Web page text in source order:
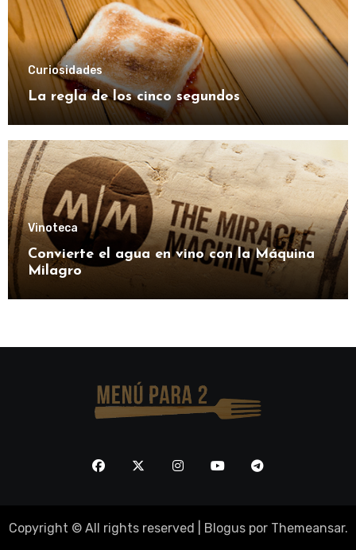
Curiosidades
La regla de los cinco segundos
Vinoteca
Convierte el agua en vino con la Máquina
Milagro
Copyright © All rights reserved Bloguspor Themeansar.